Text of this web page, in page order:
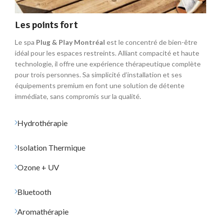
Les points fort
Le spa Plug & Play Montréal est le concentré de bien-être
idéal pour les espaces restreints. Alliant compacité et haute
technologie, il offre une expérience thérapeutique complète
pour trois personnes. Sa simplicité d’installation et ses
équipements premium en font une solution de détente
immédiate, sans compromis sur la qualité.
Hydrothérapie
Isolation Thermique
Ozone + UV
Bluetooth
Aromathérapie